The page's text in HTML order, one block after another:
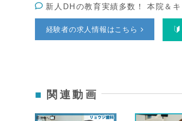
新人DHの教育実績多数！ 本院＆
経験者の求人情報はこちら
関連動画